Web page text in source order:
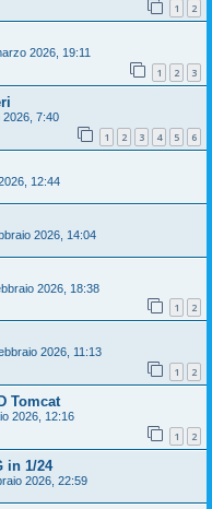
1 2
2026, 19:11
1 2 3
7:40
1 2 3 4 5 6
12:44
2026, 14:04
2026, 18:38
1 2
2026, 11:13
1 2
Tomcat
2026, 12:16
1 2
in 1/24
2026, 22:59